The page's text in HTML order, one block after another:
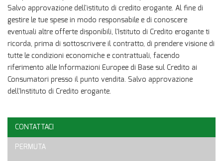
Ho letto e accettol'informativa privacy*
Acconsento al trattamento dei miei dati per finalità di
Salvo approvazione dell'istituto di credito erogante. Al fine di
gestire le tue spese in modo responsabile e di conoscere
eventuali altre offerte disponibili, l'Istituto di Credito erogante ti
ricorda, prima di sottoscrivere il contratto, di prendere visione di
tutte le condizioni economiche e contrattuali, facendo
riferimento alle Informazioni Europee di Base sul Credito ai
Consumatori presso il punto vendita. Salvo approvazione
dell'Instituto di Credito erogante.
CONTATTACI
PERMUTA